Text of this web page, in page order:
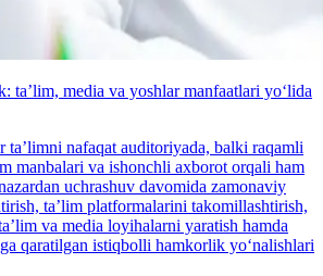
taʼlim, media va yoshlar manfaatlari yo‘lida
taʼlimni nafaqat auditoriyada, balki raqamli
manbalari va ishonchli axborot orqali ham
uchrashuv davomida zamonaviy
taʼlim platformalarini takomillashtirish,
va media loyihalarni yaratish hamda
qaratilgan istiqbolli hamkorlik yo‘nalishlari